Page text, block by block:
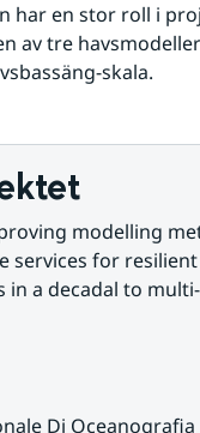
har en stor roll i
av tre
skala.
modelling
services for
in a decadal to
Di Oceanografia